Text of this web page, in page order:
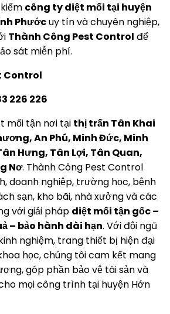
công ty diệt mối tại huyện
Phướcuy tín và chuyên nghiệp,
Thành Công Pest Control để
sát miễn phí.
Control
226 226
mối tận nơi tại thị trấn Tân Khai
An Phú, Minh Đức, Minh
Hưng, Tân Lợi, Tân Quan,
Nơ. Thành Công Pest Control
doanh nghiệp, trường học, bệnh
sạn, kho bãi, nhà xưởng và các
với giải pháp diệt mối tận gốc –
– bảo hành dài hạn. Với đội ngũ
nghiệm, trang thiết bị hiện đại
học, chúng tôi cam kết mang
góp phần bảo vệ tài sản và
mọi công trình tại huyện Hớn